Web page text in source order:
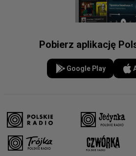
Pobierz aplikację
Google Play